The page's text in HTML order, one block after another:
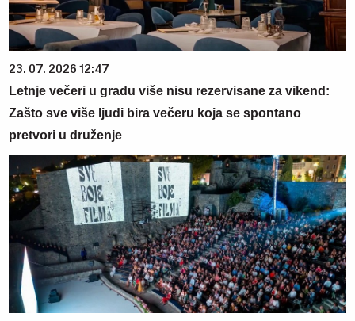
23. 07. 2026 12:47
Letnje večeri u gradu više nisu rezervisane za vikend:
Zašto sve više ljudi bira večeru koja se spontano
pretvori u druženje